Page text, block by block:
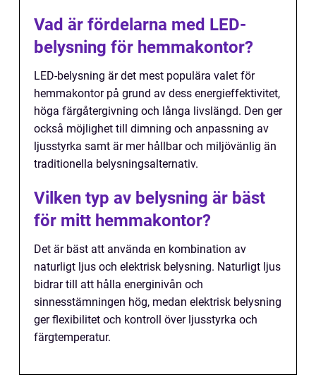
Vad är fördelarna med LED-
belysning för hemmakontor?
LED-belysning är det mest populära valet för
hemmakontor på grund av dess energieffektivitet,
höga färgåtergivning och långa livslängd. Den ger
också möjlighet till dimning och anpassning av
ljusstyrka samt är mer hållbar och miljövänlig än
traditionella belysningsalternativ.
Vilken typ av belysning är bäst
för mitt hemmakontor?
Det är bäst att använda en kombination av
naturligt ljus och elektrisk belysning. Naturligt ljus
bidrar till att hålla energinivån och
sinnesstämningen hög, medan elektrisk belysning
ger flexibilitet och kontroll över ljusstyrka och
färgtemperatur.